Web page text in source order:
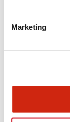
Marketing
04/09/